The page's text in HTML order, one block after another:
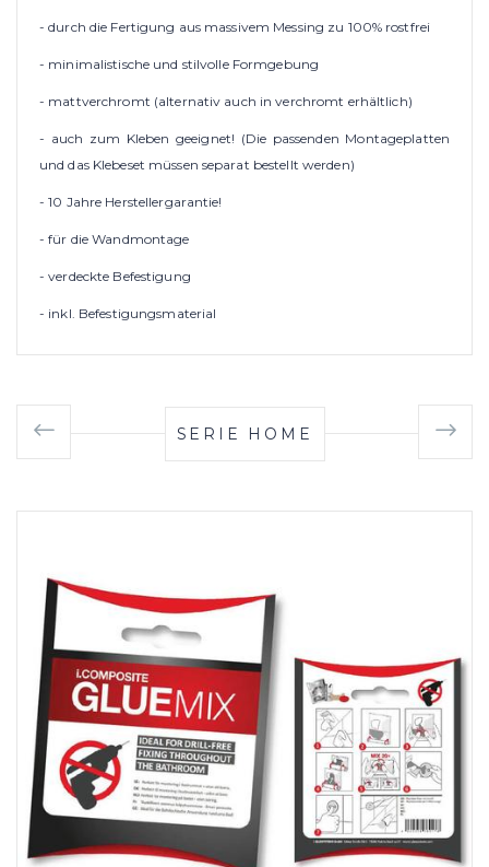
- durch die Fertigung aus massivem Messing zu 100% rostfrei
- minimalistische und stilvolle Formgebung
- mattverchromt (alternativ auch in verchromt erhältlich)
- auch zum Kleben geeignet! (Die passenden Montageplatten
und das Klebeset müssen separat bestellt werden)
- 10 Jahre Herstellergarantie!
- für die Wandmontage
- verdeckte Befestigung
- inkl. Befestigungsmaterial
SERIE HOME